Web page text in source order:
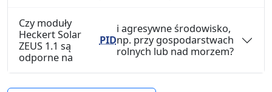
Czy moduły
Heckert Solar
ZEUS 1.1 są
odporne na
PID
i agresywne środowisko,
np. przy gospodarstwach
rolnych lub nad morzem?